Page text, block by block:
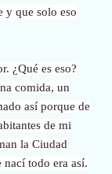
y que solo eso
¿Qué es eso?
comida, un
así porque de
de mi
la Ciudad
nací todo era así.